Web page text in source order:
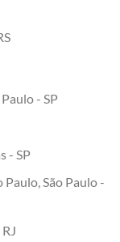
- SP
- SP
Paulo, São Paulo -